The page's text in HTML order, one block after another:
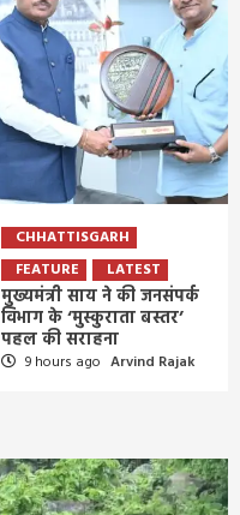
CHHATTISGARH
FEATURE
LATEST
मुख्यमंत्री साय ने की जनसंपर्क
विभाग के ‘मुस्कुराता बस्तर’
पहल की सराहना
9 hours ago Arvind Rajak